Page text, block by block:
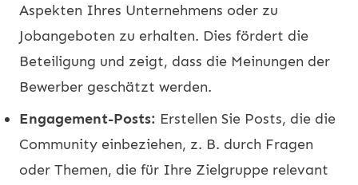
Aspekten Ihres Unternehmens oder zu
Jobangeboten zu erhalten. Dies fördert die
Beteiligung und zeigt, dass die Meinungen der
Bewerber geschätzt werden.
Engagement-Posts: Erstellen Sie Posts, die die
Community einbeziehen, z. B. durch Fragen
oder Themen, die für Ihre Zielgruppe relevant